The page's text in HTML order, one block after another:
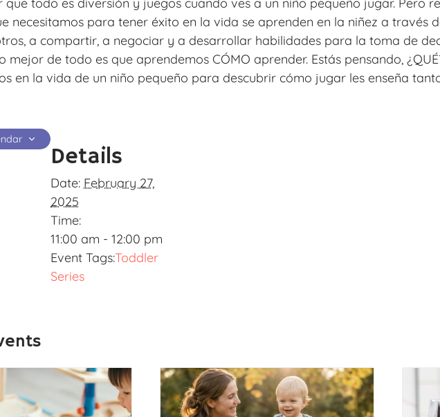
necesitamos para tener éxito en la vida se aprenden en la niñez a través
a compartir, a negociar y a desarrollar habilidades para la toma de
mejor de todo es que aprendemos CÓMO aprender. Estás pensando,
en la vida de un niño pequeño para descubrir cómo jugar les enseña
Details
Date: February 27,
2025
Time:
11:00 am - 12:00 pm
Event Tags:Toddler
Series